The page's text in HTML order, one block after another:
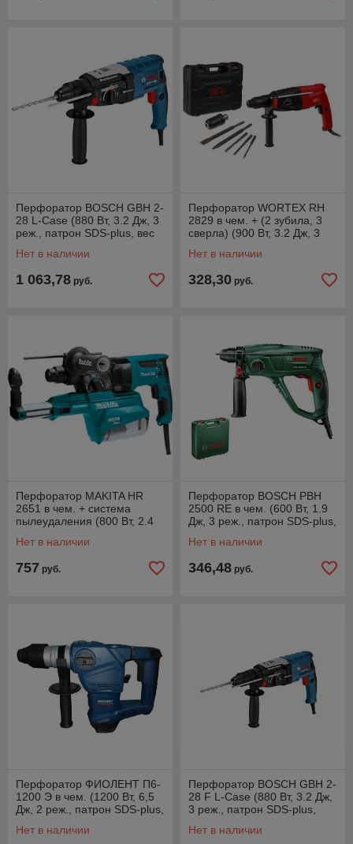
Перфоратор BOSCH GBH 2-
28 L-Case (880 Вт, 3.2 Дж, 3
реж., патрон SDS-plus, вес
Нет в наличии
1 063,78 руб.
Перфоратор WORTEX RH
2829 в чем. + (2 зубила, 3
сверла) (900 Вт, 3.2 Дж, 3
Нет в наличии
328,30 руб.
Перфоратор MAKITA HR
2651 в чем. + система
пылеудаления (800 Вт, 2.4
Нет в наличии
757 руб.
Перфоратор BOSCH PBH
2500 RE в чем. (600 Вт, 1.9
Дж, 3 реж., патрон SDS-plus,
Нет в наличии
346,48 руб.
Перфоратор ФИОЛЕНТ П6-
1200 Э в чем. (1200 Вт, 6,5
Дж, 2 реж., патрон SDS-plus,
Нет в наличии
Перфоратор BOSCH GBH 2-
28 F L-Case (880 Вт, 3.2 Дж,
3 реж., патрон SDS-plus,
комплекте,
Нет в наличии